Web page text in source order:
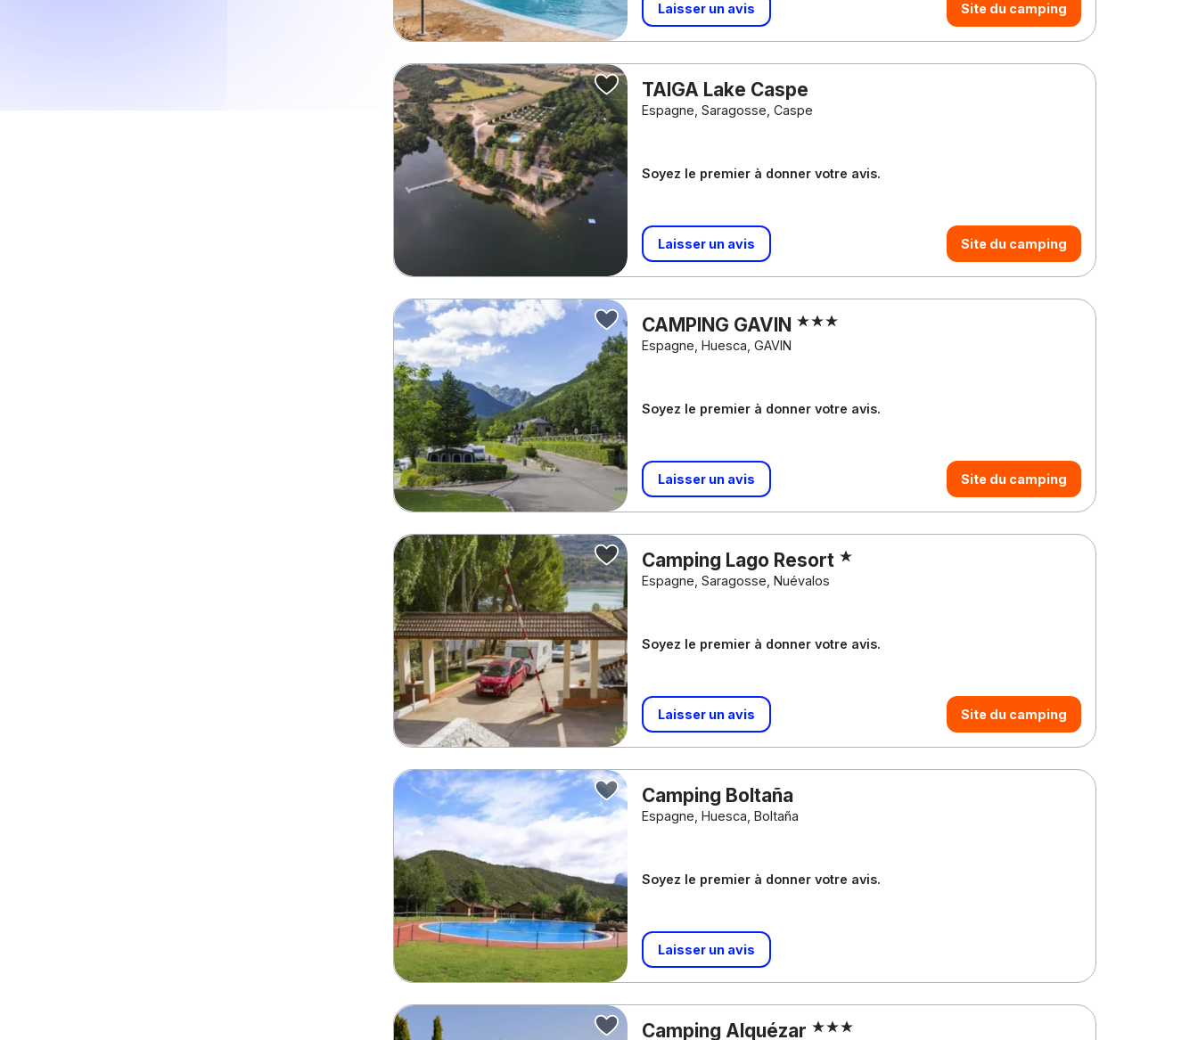
Laisser un avis Site du camping
TAIGA Lake Caspe
Espagne, Saragosse, Caspe
Soyez le premier à donner votre avis.
Laisser un avis Site du camping
CAMPING GAVIN
Espagne, Huesca, GAVIN
Soyez le premier à donner votre avis.
Laisser un avis Site du camping
Camping Lago Resort
Espagne, Saragosse, Nuévalos
Soyez le premier à donner votre avis.
Laisser un avis Site du camping
Camping Boltaña
Espagne, Huesca, Boltaña
Soyez le premier à donner votre avis.
Laisser un avis
Camping Alquézar